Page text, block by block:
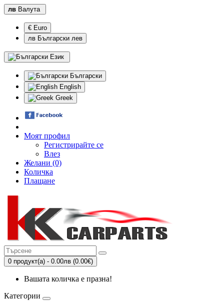
лв Валута
€ Euro
лв Български лев
Език
Български
English
Greek
Моят профил
Регистрирайте се
Влез
Желани (0)
Количка
Плащане
0 продукт(а) - 0.00лв (0.00€)
Вашата количка е празна!
Категории